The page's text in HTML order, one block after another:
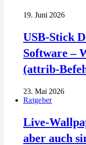
19. Juni 2026
USB-Stick
Software –
(attrib-
23. Mai 2026
Ratgeber
Live-
aber auch